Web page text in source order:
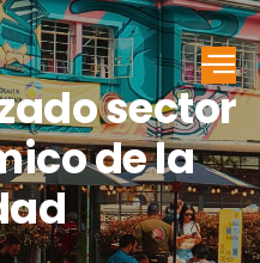
sector
de la